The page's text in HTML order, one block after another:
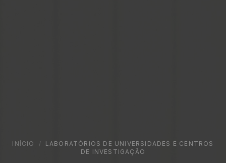
INÍCIO /
LABORATÓRIOS DE UNIVERSIDADES E CENTROS
DE INVESTIGAÇÃO